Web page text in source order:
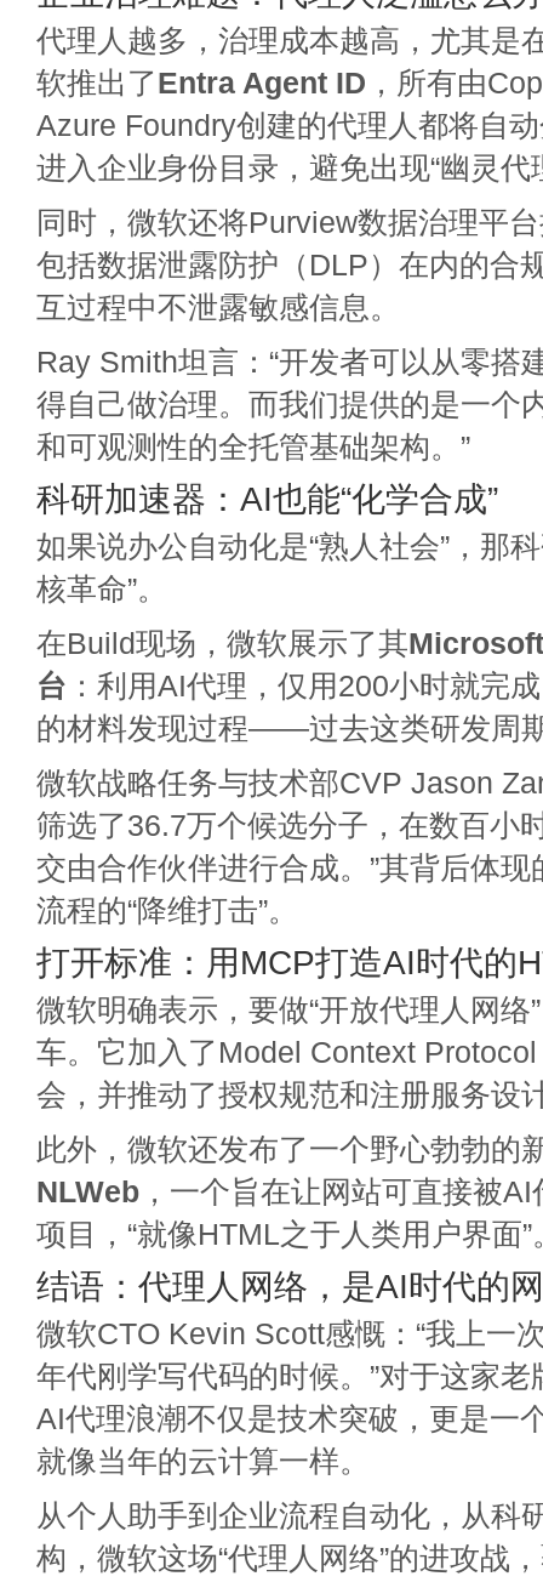
代理人越多，治理成本越高，尤其是
软推出了Entra Agent ID ，所有由
Azure Foundry创建的代理人都将自
进入企业身份目录，避免出现“幽灵代
同时，微软还将Purview数据治理平
包括数据泄露防护（DLP）在内的合
互过程中不泄露敏感信息。
Ray Smith坦言：“开发者可以从零搭
得自己做治理。而我们提供的是一个
和可观测性的全托管基础架构。”
科研加速器：AI也能“化学合成”
如果说办公自动化是“熟人社会”，那
核革命”。
在Build现场，微软展示了其
台 ：利用AI代理，仅用200小时就完
的材料发现过程——过去这类研发周
微软战略任务与技术部CVP Jason
筛选了36.7万个候选分子，在数百小
交由合作伙伴进行合成。”其背后体
流程的“降维打击”。
打开标准：用MCP打造AI时代的
微软明确表示，要做“开放代理人网络
车。它加入了Model Context
会，并推动了授权规范和注册服务设
此外，微软还发布了一个野心勃勃
NLWeb ，一个旨在让网站可直接被
项目，“就像HTML之于人类用户界面”
结语：代理人网络，是AI时代的
微软CTO Kevin Scott感慨：“我上一
年代刚学写代码的时候。”对于这家
AI代理浪潮不仅是技术突破，更是
就像当年的云计算一样。
从个人助手到企业流程自动化，从科
构，微软这场“代理人网络”的进攻战